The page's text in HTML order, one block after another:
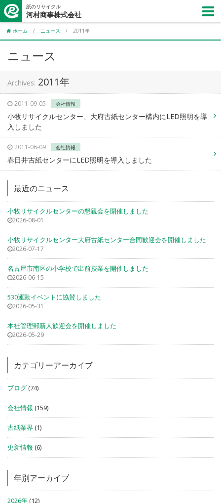
紙のリサイクル
河村商事株式会社
ホーム / ニュース / 2011年
ニュース
Archives: 2011年
2011-09-05 会社情報
小牧リサイクルセンター、大府古紙センター構内にLED照明を導
入しました
2011-06-09 会社情報
春日井古紙センターにLED照明を導入しました
最近のニュース
小牧リサイクルセンターの懇親会を開催しました
2026-08-01
小牧リサイクルセンター大府古紙センター合同歓迎会を開催しました
2026-07-17
名古屋市南区の小学校で出前授業を開催しました
2026-06-15
530運動イベントに協賛しました
2026-05-31
本社管理部新人歓迎会を開催しました
2026-05-29
カテゴリーアーカイブ
ブログ(74)
会社情報 (159)
古紙業界 (1)
更新情報 (6)
年別アーカイブ
2026年(12)